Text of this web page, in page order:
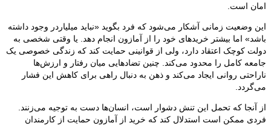
امان است.
این وضعیت زمانی آشکار می‌شود که فرد بگوید «نباید میلیاردر وجود داشته
باشد» اما بیشتر خریدهای خود را از آمازون انجام دهد. یا وقتی شخصی به
دولت کوچک اعتقاد دارد، ولی از قوانینی حمایت کند که زندگی خصوصی یک
جامعه کامل را محدود می‌کند. چنین تضادهایی میان رفتار و ارزش‌ها
ناراحتی روانی ایجاد می‌کند و ذهن به دنبال راهی برای کاهش این فشار
می‌گردد.
از آنجا که تحمل این تنش دشوار است، انسان‌ها دست به توجیه می‌زنند.
فردی ممکن است استدلال کند که خرید از آمازون حمایت از کارمندان